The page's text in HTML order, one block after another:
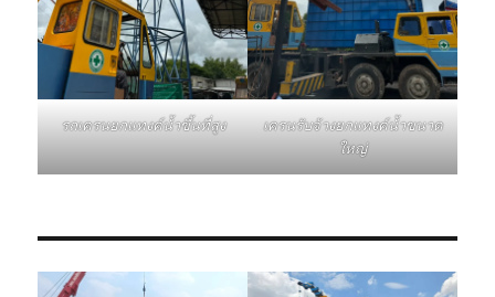
รถเครนยกแทงค์น้ำขึ้นที่สูง
เครนรับจ้างยกแทงค์น้ำขนาด
ใหญ่